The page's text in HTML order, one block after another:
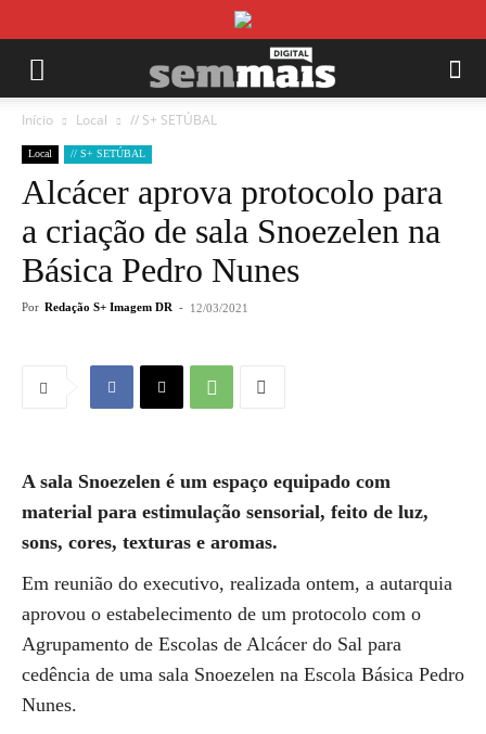
Início Local // S+ SETÚBAL
Local // S+ SETÚBAL
Alcácer aprova protocolo para
a criação de sala Snoezelen na
Básica Pedro Nunes
Por Redação S+ Imagem DR - 12/03/2021
A sala Snoezelen é um espaço equipado com
material para estimulação sensorial, feito de luz,
sons, cores, texturas e aromas.
Em reunião do executivo, realizada ontem, a autarquia
aprovou o estabelecimento de um protocolo com o
Agrupamento de Escolas de Alcácer do Sal para
cedência de uma sala Snoezelen na Escola Básica Pedro
Nunes.